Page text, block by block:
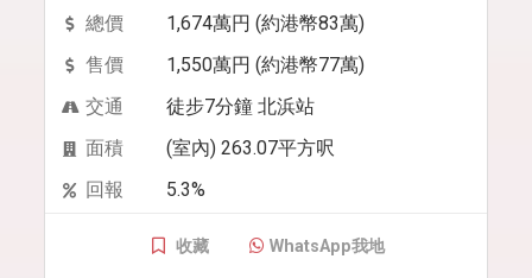
總價
1,674萬円 (約港幣83萬)
售價
1,550萬円 (約港幣77萬)
交通
徒步7分鐘 北浜站
面積
(室內) 263.07平方呎
回報
5.3%
收藏 WhatsApp我地